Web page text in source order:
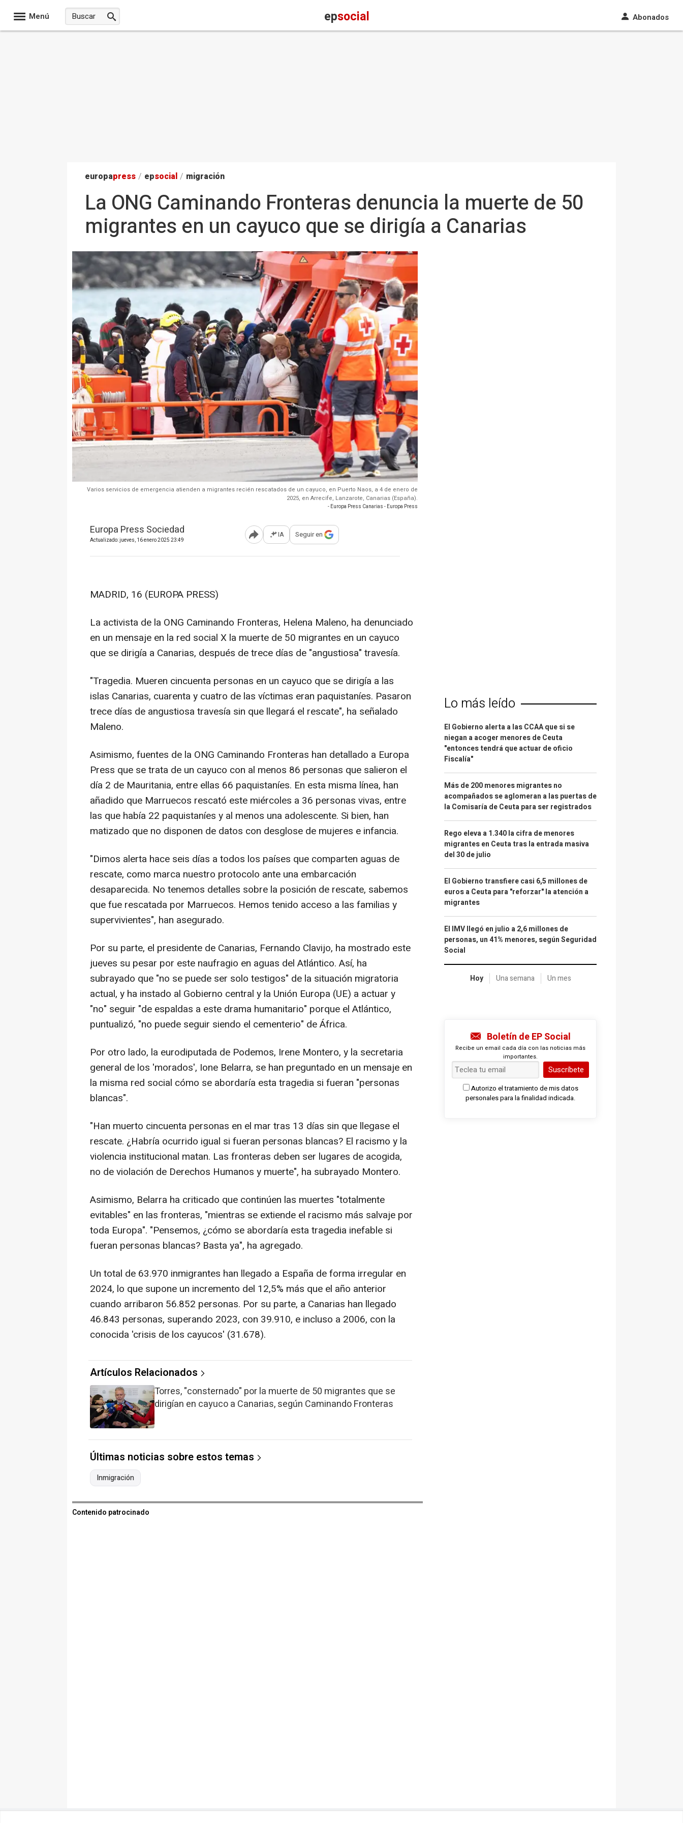
Menú epsocial Abonados
europapress / epsocial / migración
La ONG Caminando Fronteras denuncia la muerte de 50
migrantes en un cayuco que se dirigía a Canarias
Varios servicios de emergencia atienden a migrantes recién rescatados de un cayuco, en Puerto Naos, a 4 de enero de
2025, en Arrecife, Lanzarote, Canarias (España).
- Europa Press Canarias - Europa Press
Europa Press Sociedad
Actualizado: jueves, 16 enero 2025 23:49 Abrir opciones para compartir
IA Seguir en
MADRID, 16 (EUROPA PRESS)
La activista de la ONG Caminando Fronteras, Helena Maleno, ha denunciado
en un mensaje en la red social X la muerte de 50 migrantes en un cayuco
que se dirigía a Canarias, después de trece días de "angustiosa" travesía.
"Tragedia. Mueren cincuenta personas en un cayuco que se dirigía a las
islas Canarias, cuarenta y cuatro de las víctimas eran paquistaníes. Pasaron
trece días de angustiosa travesía sin que llegará el rescate", ha señalado
Maleno.
Asimismo, fuentes de la ONG Caminando Fronteras han detallado a Europa
Press que se trata de un cayuco con al menos 86 personas que salieron el
día 2 de Mauritania, entre ellas 66 paquistaníes. En esta misma línea, han
añadido que Marruecos rescató este miércoles a 36 personas vivas, entre
las que había 22 paquistaníes y al menos una adolescente. Si bien, han
matizado que no disponen de datos con desglose de mujeres e infancia.
"Dimos alerta hace seis días a todos los países que comparten aguas de
rescate, como marca nuestro protocolo ante una embarcación
desaparecida. No tenemos detalles sobre la posición de rescate, sabemos
que fue rescatada por Marruecos. Hemos tenido acceso a las familias y
supervivientes", han asegurado.
Por su parte, el presidente de Canarias, Fernando Clavijo, ha mostrado este
jueves su pesar por este naufragio en aguas del Atlántico. Así, ha
subrayado que "no se puede ser solo testigos" de la situación migratoria
actual, y ha instado al Gobierno central y la Unión Europa (UE) a actuar y
"no" seguir "de espaldas a este drama humanitario" porque el Atlántico,
puntualizó, "no puede seguir siendo el cementerio" de África.
Por otro lado, la eurodiputada de Podemos, Irene Montero, y la secretaria
general de los 'morados', Ione Belarra, se han preguntado en un mensaje en
la misma red social cómo se abordaría esta tragedia si fueran "personas
blancas".
"Han muerto cincuenta personas en el mar tras 13 días sin que llegase el
rescate. ¿Habría ocurrido igual si fueran personas blancas? El racismo y la
violencia institucional matan. Las fronteras deben ser lugares de acogida,
no de violación de Derechos Humanos y muerte", ha subrayado Montero.
Asimismo, Belarra ha criticado que continúen las muertes "totalmente
evitables" en las fronteras, "mientras se extiende el racismo más salvaje por
toda Europa". "Pensemos, ¿cómo se abordaría esta tragedia inefable si
fueran personas blancas? Basta ya", ha agregado.
Un total de 63.970 inmigrantes han llegado a España de forma irregular en
2024, lo que supone un incremento del 12,5% más que el año anterior
cuando arribaron 56.852 personas. Por su parte, a Canarias han llegado
46.843 personas, superando 2023, con 39.910, e incluso a 2006, con la
conocida 'crisis de los cayucos' (31.678).
Artículos Relacionados
Torres, "consternado" por la muerte de 50 migrantes que se
dirigían en cayuco a Canarias, según Caminando Fronteras
Últimas noticias sobre estos temas
Inmigración
Contenido patrocinado
Lo más leído
El Gobierno alerta a las CCAA que si se
niegan a acoger menores de Ceuta
"entonces tendrá que actuar de oficio
Fiscalía"
Más de 200 menores migrantes no
acompañados se aglomeran a las puertas de
la Comisaría de Ceuta para ser registrados
Rego eleva a 1.340 la cifra de menores
migrantes en Ceuta tras la entrada masiva
del 30 de julio
El Gobierno transfiere casi 6,5 millones de
euros a Ceuta para "reforzar" la atención a
migrantes
El IMV llegó en julio a 2,6 millones de
personas, un 41% menores, según Seguridad
Social
Hoy Una semana Un mes
Boletín de EP Social
Recibe un email cada día con las noticias más
importantes.
Suscríbete
Autorizo el tratamiento de mis datos
personales para la finalidad indicada.